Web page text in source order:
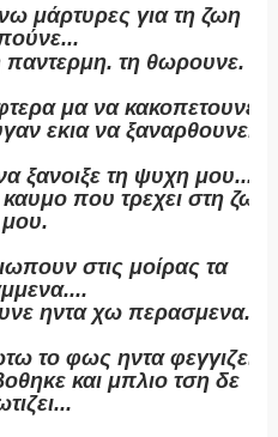
μάρτυρες για τη ζωη
τη θωρουνε.
μα να κακοπετουνε...
εκια να ξαναρθουνε.
ξανοιξε τη ψυχη μου...
που τρεχει στη ζωη
μου.
στις μοίρας τα
ηντα χω περασμενα.
το φως ηντα φεγγιζει...
και μπλιο τση δε